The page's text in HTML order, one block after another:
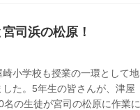
司浜の松原！
小学校も授業の一環として地
た。5年生の皆さんが、津屋
の生徒が宮司の松原に作業に